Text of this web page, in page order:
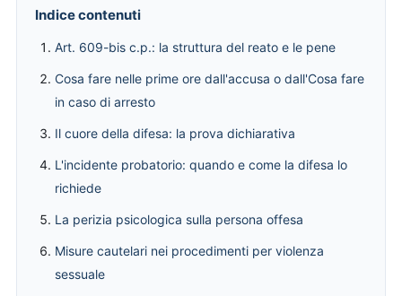
Indice contenuti
Art. 609-bis c.p.: la struttura del reato e le pene
Cosa fare nelle prime ore dall'accusa o dall'Cosa fare
in caso di arresto
Il cuore della difesa: la prova dichiarativa
L'incidente probatorio: quando e come la difesa lo
richiede
La perizia psicologica sulla persona offesa
Misure cautelari nei procedimenti per violenza
sessuale